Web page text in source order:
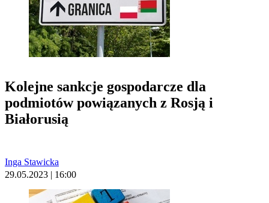
Kolejne sankcje gospodarcze dla
podmiotów powiązanych z Rosją i
Białorusią
Inga Stawicka
29.05.2023 | 16:00